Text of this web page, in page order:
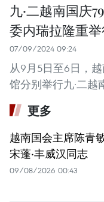
九·二越南国庆
委内瑞拉隆重
07/09/2024 09:24
从9月5日至6日，
馆分别举行九·二越
更多
越南国会主席陈青
宋蓬·丰威汉同志
09/08/2026 00:43